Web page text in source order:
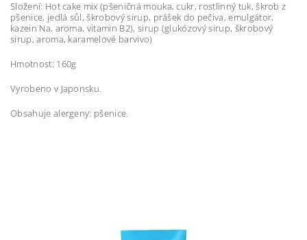
Složení: Hot cake mix (pšeničná mouka, cukr, rostlinný tuk, škrob z
pšenice, jedlá sůl, škrobový sirup, prášek do pečiva, emulgátor,
kazein Na, aroma, vitamin B2), sirup (glukózový sirup, škrobový
sirup, aroma, karamelové barvivo)
Hmotnost: 160g
Vyrobeno v Japonsku.
Obsahuje alergeny: pšenice.